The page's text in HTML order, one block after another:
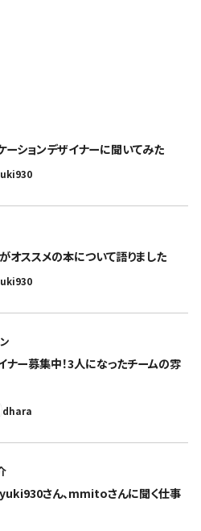
ションデザイナーに聞いてみた
オススメの本について語りました
ナー募集中！3人になったチームの雰
dhara
さん、mmitoさんに聞く仕事